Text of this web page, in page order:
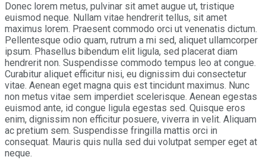
Donec lorem metus, pulvinar sit amet augue ut, tristique
euismod neque. Nullam vitae hendrerit tellus, sit amet
maximus lorem. Praesent commodo orci ut venenatis dictum.
Pellentesque odio quam, rutrum a mi sed, aliquet ullamcorper
ipsum. Phasellus bibendum elit ligula, sed placerat diam
hendrerit non. Suspendisse commodo tempus leo at congue.
Curabitur aliquet efficitur nisi, eu dignissim dui consectetur
vitae. Aenean eget magna quis est tincidunt maximus. Nunc
non metus vitae sem imperdiet scelerisque. Aenean egestas
euismod ante, id congue ligula egestas sed. Quisque eros
enim, dignissim non efficitur posuere, viverra in velit. Aliquam
ac pretium sem. Suspendisse fringilla mattis orci in
consequat. Mauris quis nulla sed dui volutpat semper eget at
neque.